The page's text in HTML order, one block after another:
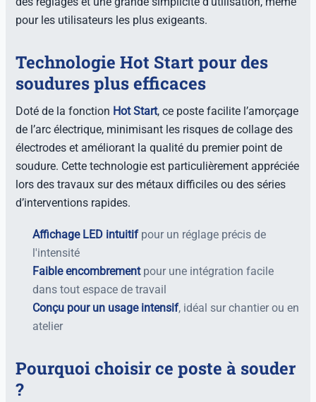
pour les utilisateurs les plus exigeants.
Technologie Hot Start pour des
soudures plus efficaces
Doté de la fonction Hot Start, ce poste facilite l’amorçage
de l’arc électrique, minimisant les risques de collage des
électrodes et améliorant la qualité du premier point de
soudure. Cette technologie est particulièrement appréciée
lors des travaux sur des métaux difficiles ou des séries
d’interventions rapides.
Affichage LED intuitifpour un réglage précis de
l'intensité
Faible encombrementpour une intégration facile
dans tout espace de travail
Conçu pour un usage intensif, idéal sur chantier ou en
atelier
Pourquoi choisir ce poste à souder
?